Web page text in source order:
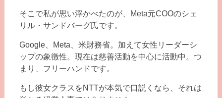
そこで私が思い浮かべたのが、Meta元COOのシェ
リル・サンドバーグ氏です。
Google、Meta、米財務省。加えて女性リーダーシ
ップの象徴性。現在は慈善活動を中心に活動中。つ
まり、フリーハンドです。
もし彼女クラスをNTTが本気で口説くなら、それは